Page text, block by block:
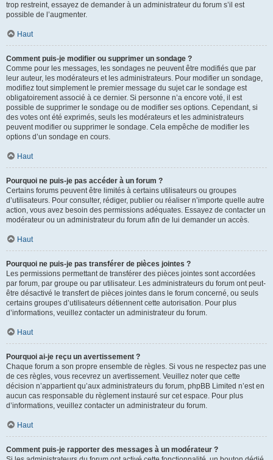
trop restreint, essayez de demander à un administrateur du forum s’il est
possible de l’augmenter.
Haut
Comment puis-je modifier ou supprimer un sondage ?
Comme pour les messages, les sondages ne peuvent être modifiés que par
leur auteur, les modérateurs et les administrateurs. Pour modifier un sondage,
modifiez tout simplement le premier message du sujet car le sondage est
obligatoirement associé à ce dernier. Si personne n’a encore voté, il est
possible de supprimer le sondage ou de modifier ses options. Cependant, si
des votes ont été exprimés, seuls les modérateurs et les administrateurs
peuvent modifier ou supprimer le sondage. Cela empêche de modifier les
options d’un sondage en cours.
Haut
Pourquoi ne puis-je pas accéder à un forum ?
Certains forums peuvent être limités à certains utilisateurs ou groupes
d’utilisateurs. Pour consulter, rédiger, publier ou réaliser n’importe quelle autre
action, vous avez besoin des permissions adéquates. Essayez de contacter un
modérateur ou un administrateur du forum afin de lui demander un accès.
Haut
Pourquoi ne puis-je pas transférer de pièces jointes ?
Les permissions permettant de transférer des pièces jointes sont accordées
par forum, par groupe ou par utilisateur. Les administrateurs du forum ont peut-
être désactivé le transfert de pièces jointes dans le forum concerné, ou seuls
certains groupes d’utilisateurs détiennent cette autorisation. Pour plus
d’informations, veuillez contacter un administrateur du forum.
Haut
Pourquoi ai-je reçu un avertissement ?
Chaque forum a son propre ensemble de règles. Si vous ne respectez pas une
de ces règles, vous recevrez un avertissement. Veuillez noter que cette
décision n’appartient qu’aux administrateurs du forum, phpBB Limited n’est en
aucun cas responsable du règlement instauré sur cet espace. Pour plus
d’informations, veuillez contacter un administrateur du forum.
Haut
Comment puis-je rapporter des messages à un modérateur ?